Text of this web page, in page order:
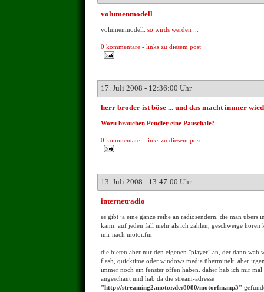
volumenmodell
volumenmodell: so wirds werden ...
0 kommentare - links zu diesem post
17. Juli 2008 - 12:36:00 Uhr
herr broder ist böse ... und das macht immer
Wozu brauchen Pendler eine Pauschale?
0 kommentare - links zu diesem post
13. Juli 2008 - 13:47:00 Uhr
internetradio
es gibt ja eine ganze reihe an radiosendern, die man übers
kann. auf jeden fall mehr als ich zählen, geschweige hören
mir nach motor.fm
die bieten aber nur den eigenen "player" an, der dann
flash, quicktime oder windows media übermittelt. aber
immer noch ein fenster offen haben. daher hab ich mir
angeschaut und hab da die stream-adresse
"http://streaming2.motor.de:8080/motorfm.mp3"